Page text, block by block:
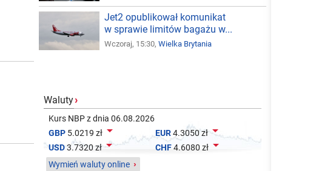
Jet2 opublikował komunikat
w sprawie limitów bagażu w...
Wczoraj, 15:30,Wielka Brytania
Waluty›
Kurs NBP z dnia 06.08.2026
GBP 5.0219 zł  EUR4.3050 zł
USD3.7320 zł CHF4.6080 zł
Wymień waluty online ›